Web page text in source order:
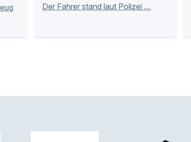
Der Fahrer stand laut Polizei …